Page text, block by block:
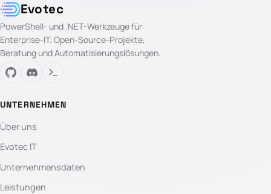
Evotec
PowerShell- und .NET-Werkzeuge für
Enterprise-IT. Open-Source-Projekte,
Beratung und Automatisierungslösungen.
UNTERNEHMEN
Über uns
Evotec IT
Unternehmensdaten
Leistungen